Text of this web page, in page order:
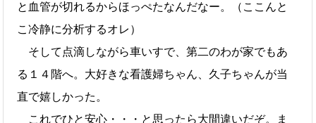
と血管が切れるからほっぺたなんだなー。（ここんと
こ冷静に分析するオレ）
そして点滴しながら車いすで、第二のわが家でもあ
る１４階へ。大好きな看護婦ちゃん、久子ちゃんが当
直で嬉しかった。
これでひと安心・・・と思ったら大間違いだぞ。ま